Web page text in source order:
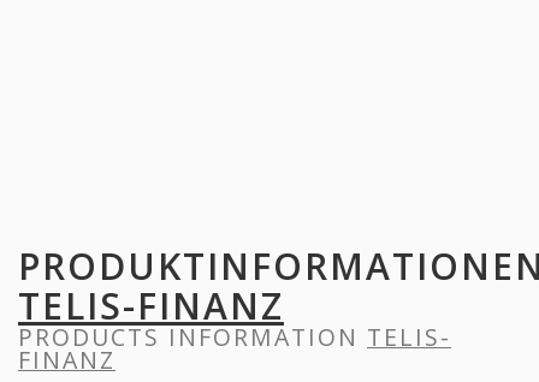
TELIS-FINANZ
PRODUCTS INFORMATION TELIS-
FINANZ